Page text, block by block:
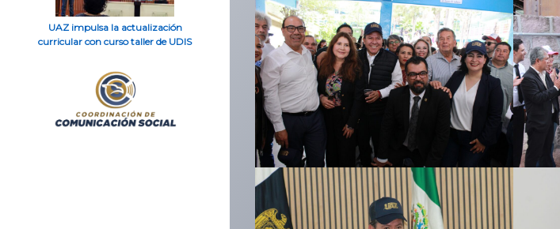
UAZ impulsa la actualización
curricular con curso taller de UDIS